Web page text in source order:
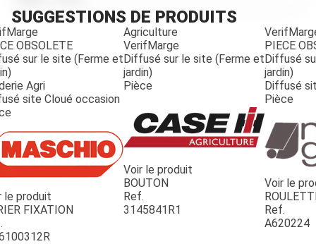
JOUET
SUGGESTIONS DE PRODUITS
OBSOLETE
sur le site (Ferme et
Agri
site Cloué occasion
le produit
FIXATION
Agriculture
VerifMarge
Diffusé sur le site (Ferme et
jardin)
Pièce
Voir le produit
BOUTON
Ref.
3145841R1
PIECE
Diffusé
jardin)
Diffusé
Pièce
Voir le
Ref.
A620224